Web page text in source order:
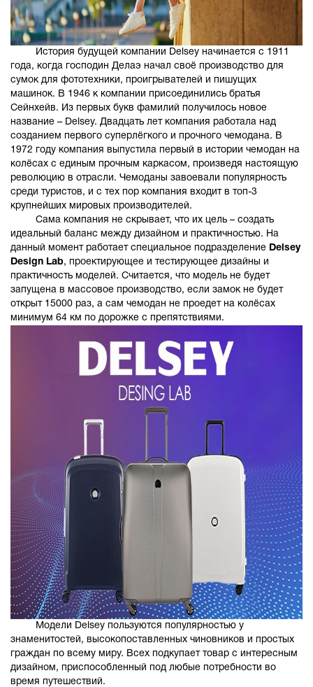
История будущей компании Delsey начинается с 1911
года, когда господин Делаэ начал своё производство для
сумок для фототехники, проигрывателей и пишущих
машинок. В 1946 к компании присоединились братья
Сейнхейв. Из первых букв фамилий получилось новое
название – Delsey. Двадцать лет компания работала над
созданием первого суперлёгкого и прочного чемодана. В
1972 году компания выпустила первый в истории чемодан на
колёсах с единым прочным каркасом, произведя настоящую
революцию в отрасли. Чемоданы завоевали популярность
среди туристов, и с тех пор компания входит в топ-3
крупнейших мировых производителей.
Сама компания не скрывает, что их цель – создать
идеальный баланс между дизайном и практичностью. На
данный момент работает специальное подразделение Delsey
Design Lab, проектирующее и тестирующее дизайны и
практичность моделей. Считается, что модель не будет
запущена в массовое производство, если замок не будет
открыт 15000 раз, а сам чемодан не проедет на колёсах
минимум 64 км по дорожке с препятствиями.
Модели Delsey пользуются популярностью у
знаменитостей, высокопоставленных чиновников и простых
граждан по всему миру. Всех подкупает товар с интересным
дизайном, приспособленный под любые потребности во
время путешествий.